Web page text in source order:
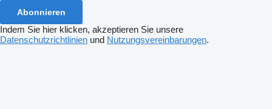
Abonnieren
Indem Sie hier klicken, akzeptieren Sie unsere
Datenschutzrichtlinien und Nutzungsvereinbarungen.